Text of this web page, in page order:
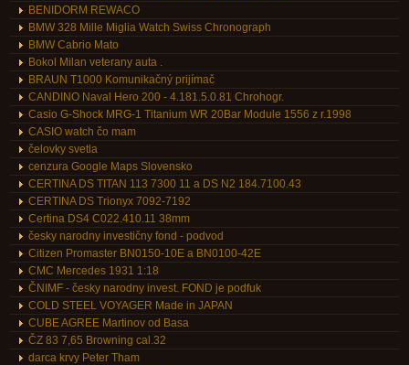
BENIDORM REWACO
BMW 328 Mille Miglia Watch Swiss Chronograph
BMW Cabrio Mato
Bokol Milan veterany auta .
BRAUN T1000 Komunikačný prijímač
CANDINO Naval Hero 200 - 4.181.5.0.81 Chrohogr.
Casio G-Shock MRG-1 Titanium WR 20Bar Module 1556 z r.1998
CASIO watch čo mam
čelovky svetla
cenzura Google Maps Slovensko
CERTINA DS TITAN 113 7300 11 a DS N2 184.7100.43
CERTINA DS Trionyx 7092-7192
Certina DS4 C022.410.11 38mm
česky narodny investičny fond - podvod
Citizen Promaster BN0150-10E a BN0100-42E
CMC Mercedes 1931 1:18
ČNIMF - česky narodny invest. FOND je podfuk
COLD STEEL VOYAGER Made in JAPAN
CUBE AGREE Martinov od Basa
ČZ 83 7,65 Browning cal.32
darca krvy Peter Tham